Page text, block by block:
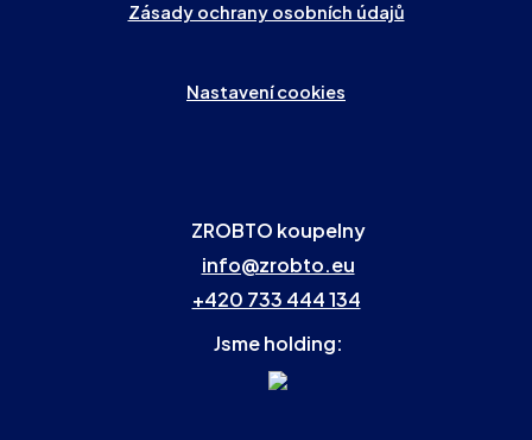
Zásady ochrany osobních údajů
Nastavení cookies
ZROBTO koupelny
info@zrobto.eu
+420 733 444 134
Jsme holding: